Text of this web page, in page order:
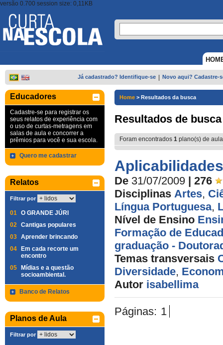
versão 0.700 session size: 0,11KB
Já cadastrado? Identifique-se Novo aqui? Cadastre-
Educadores
Cadastre-se para registrar os
seus relatos de experiência com
o uso de curtas-metragens em
salas de aula e concorrer a
prêmios para você e sua escola.
Quero me cadastrar
Relatos
Filtrar por
01 O GRANDE JÚRI
02 Cantigas populares
03 Aprender brincando
04
Em cada recorte um
encontro
05
Mídias e a questão
socioambiental.
Banco de Relatos
Planos de Aula
Filtrar por
Home > Resultados da busca
Resultados de busca
Foram encontrados 1 plano(s) de
De 31/07/2009 | 276
Disciplinas Artes,
Língua Portuguesa,
Nível de Ensino
Formação de
graduação -
Temas transversais
Diversidade,
Autor isabellima
Páginas: 1